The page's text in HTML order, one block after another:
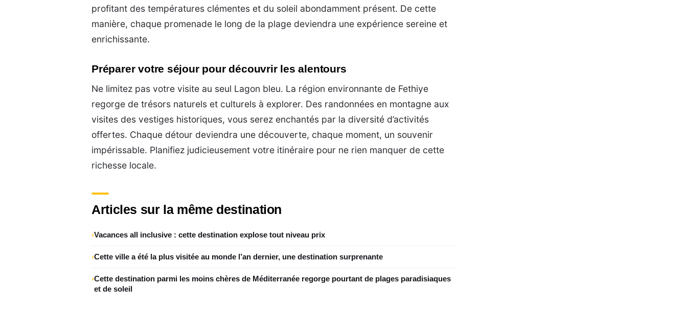
profitant des températures clémentes et du soleil abondamment présent. De cette
manière, chaque promenade le long de la plage deviendra une expérience sereine et
enrichissante.
Préparer votre séjour pour découvrir les alentours
Ne limitez pas votre visite au seul Lagon bleu. La région environnante de Fethiye
regorge de trésors naturels et culturels à explorer. Des randonnées en montagne aux
visites des vestiges historiques, vous serez enchantés par la diversité d’activités
offertes. Chaque détour deviendra une découverte, chaque moment, un souvenir
impérissable. Planifiez judicieusement votre itinéraire pour ne rien manquer de cette
richesse locale.
Articles sur la même destination
Vacances all inclusive : cette destination explose tout niveau prix
Cette ville a été la plus visitée au monde l’an dernier, une destination surprenante
Cette destination parmi les moins chères de Méditerranée regorge pourtant de plages paradisiaques
et de soleil